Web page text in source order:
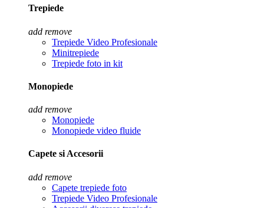
Trepiede
add remove
Trepiede Video Profesionale
Minitrepiede
Trepiede foto in kit
Monopiede
add remove
Monopiede
Monopiede video fluide
Capete si Accesorii
add remove
Capete trepiede foto
Trepiede Video Profesionale